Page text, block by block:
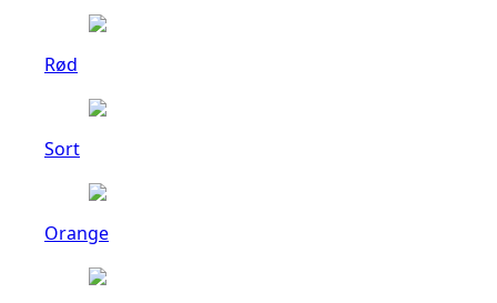
Rød
Sort
Orange